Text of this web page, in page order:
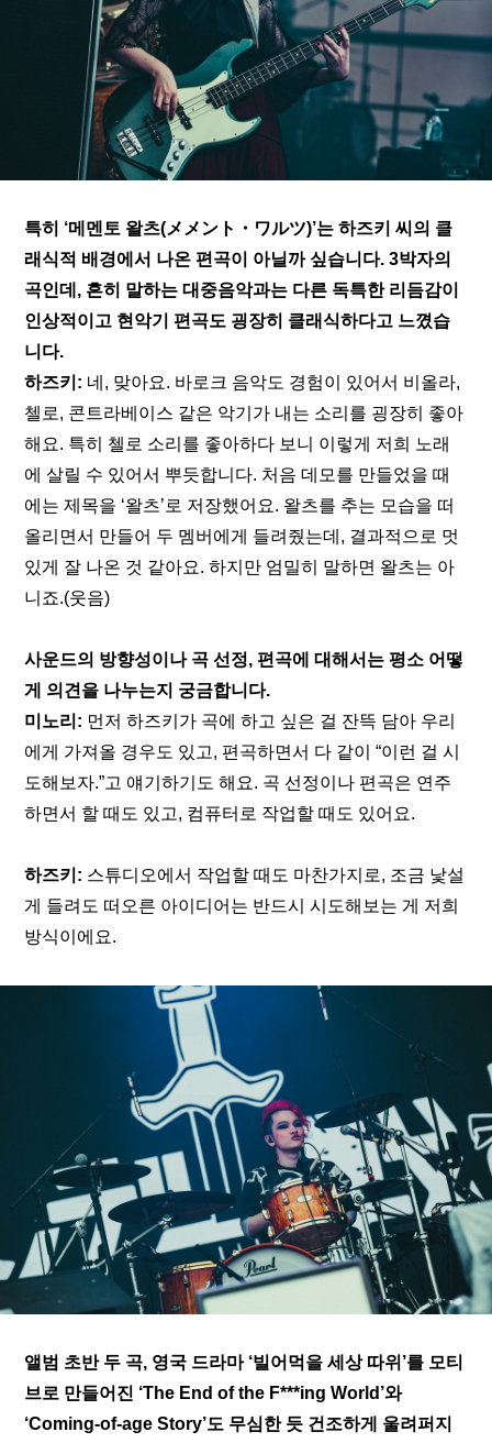
특히 ‘메멘토 왈츠(メメント・ワルツ)’는 하즈키 씨의 클
래식적 배경에서 나온 편곡이 아닐까 싶습니다. 3박자의
곡인데, 흔히 말하는 대중음악과는 다른 독특한 리듬감이
인상적이고 현악기 편곡도 굉장히 클래식하다고 느꼈습
니다.
하즈키: 네, 맞아요. 바로크 음악도 경험이 있어서 비올라,
첼로, 콘트라베이스 같은 악기가 내는 소리를 굉장히 좋아
해요. 특히 첼로 소리를 좋아하다 보니 이렇게 저희 노래
에 살릴 수 있어서 뿌듯합니다. 처음 데모를 만들었을 때
에는 제목을 ‘왈츠’로 저장했어요. 왈츠를 추는 모습을 떠
올리면서 만들어 두 멤버에게 들려줬는데, 결과적으로 멋
있게 잘 나온 것 같아요. 하지만 엄밀히 말하면 왈츠는 아
니죠.(웃음)
사운드의 방향성이나 곡 선정, 편곡에 대해서는 평소 어떻
게 의견을 나누는지 궁금합니다.
미노리: 먼저 하즈키가 곡에 하고 싶은 걸 잔뜩 담아 우리
에게 가져올 경우도 있고, 편곡하면서 다 같이 “이런 걸 시
도해보자.”고 얘기하기도 해요. 곡 선정이나 편곡은 연주
하면서 할 때도 있고, 컴퓨터로 작업할 때도 있어요.
하즈키: 스튜디오에서 작업할 때도 마찬가지로, 조금 낯설
게 들려도 떠오른 아이디어는 반드시 시도해보는 게 저희
방식이에요.
앨범 초반 두 곡, 영국 드라마 ‘빌어먹을 세상 따위’를 모티
브로 만들어진 ‘The End of the F***ing World ’와
‘Coming-of-age Story’도 무심한 듯 건조하게 울려퍼지